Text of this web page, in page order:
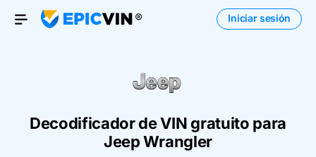
Open Menu
Iniciar sesión
Decodificador de VIN gratuito para
Jeep Wrangler